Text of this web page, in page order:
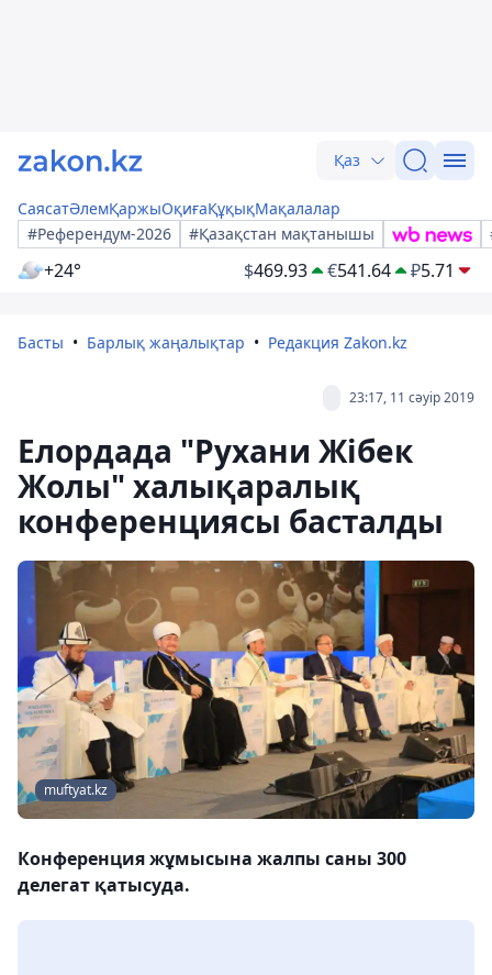
Қаз
СаясатӘлемҚаржыОқиғаҚұқықМақалалар
#Референдум-2026
#Қазақстан мақтанышы
+24° $469.93 €541.64 ₽5.71
Басты Барлық жаңалықтар Редакция Zakon.kz
23:17, 11 сәуір 2019
Елордада "Рухани Жібек
Жолы" халықаралық
конференциясы басталды
muftyat.kz
Конференция жұмысына жалпы саны 300
делегат қатысуда.